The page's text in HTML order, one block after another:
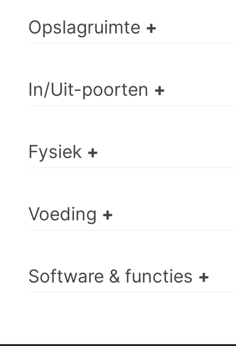
Opslagruimte
In/Uit-poorten
Fysiek
Voeding
Software & functies